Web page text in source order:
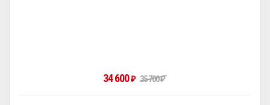
34 600₽ 35 700₽